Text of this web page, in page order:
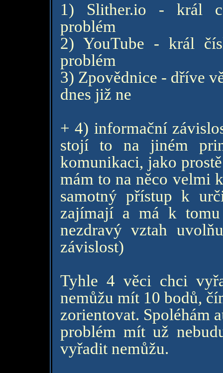
1) Slither.io - král
problém
2) YouTube - král
problém
3) Zpovědnice - dříve
dnes již ne
+ 4) informační
stojí to na jiném
komunikaci, jako
mám to na něco velmi
samotný přístup k
zajímají a má k
nezdravý vztah
závislost)
Tyhle 4 věci chci
nemůžu mít 10 bodů,
zorientovat. Spoléhám
problém mít už
vyřadit nemůžu.